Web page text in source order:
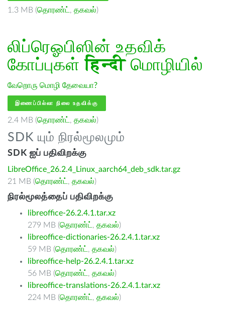
1.3 MB (தொரண்ட் , தகவல்)
லிப்ரெஓபிஸின் உதவிக்
கோப்புகள்हिन्दीமொழியில்
வேறொரு மொழி தேவையா?
இணைப்பில்லா நிலை உதவிக்கு
2.4 MB (தொரண்ட் , தகவல்)
SDK யும் நிரல்மூலமும்
SDK ஐப் பதிவிறக்கு
LibreOffice_26.2.4_Linux_aarch64_deb_sdk.tar.gz
21 MB (தொரண்ட் , தகவல்)
நிரல்மூலத்தைப் பதிவிறக்கு
libreoffice-26.2.4.1.tar.xz
279 MB (தொரண்ட் , தகவல்)
libreoffice-dictionaries-26.2.4.1.tar.xz
59 MB (தொரண்ட் , தகவல்)
libreoffice-help-26.2.4.1.tar.xz
56 MB (தொரண்ட் , தகவல்)
libreoffice-translations-26.2.4.1.tar.xz
224 MB (தொரண்ட் , தகவல்)